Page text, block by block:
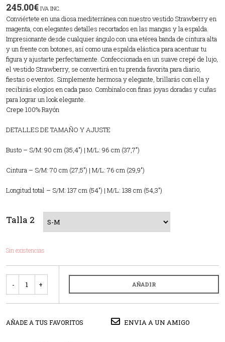
245.00€ IVA INC.
Conviértete en una diosa mediterránea con nuestro vestido Strawberry en
magenta, con elegantes detalles recortados en las mangas y la espalda.
Impresionante desde cualquier ángulo con una etérea banda de cintura alta
y un frente con botones, así como una espalda elástica para acentuar tu
figura y ajustarte perfectamente. Confeccionada en un suave crepé de lujo,
el vestido Strawberry, se convertirá en tu prenda favorita para diario,
fiestas o eventos. Simplemente hermosa y elegante, brillarás con ella y
recibirás elogios en cada paso. Combínalo con finas joyas doradas y cuñas
para lograr un look elegante.
Crepe 100% Rayón
DETALLES DE TAMAÑO Y AJUSTE
Busto – S/M: 90 cm (35,4″) | M/L: 96 cm (37,7″)
Cintura – S/M: 70 cm (27,5″) | M/L: 76 cm (29,9″)
Longitud total – S/M: 137 cm (54″) | M/L: 138 cm (54,3″)
Talla 2
Sin existencias
AÑADIR
AÑADE A TUS FAVORITOS ENVIA A UN AMIGO